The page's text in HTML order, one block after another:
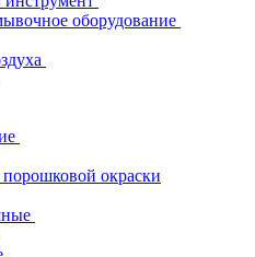
оборудование
окраски